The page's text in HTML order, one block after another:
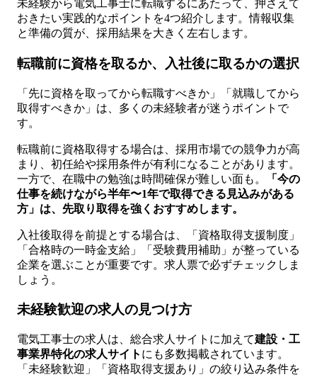
未経験から電気工事士に転職するにあたって、押さえて
おきたい実践的なポイントを4つ紹介します。情報収集
と準備の質が、採用結果を大きく左右します。
転職前に資格を取るか、入社後に取るかの選択
「先に資格を取ってから転職すべきか」「就職してから
取得すべきか」は、多くの未経験者が迷うポイントで
す。
転職前に資格取得する場合は、採用市場での競争力が高
まり、初任給や採用条件が有利になることがあります。
一方で、在職中の勉強は時間確保が難しい面も。
「今の
仕事を続けながら半年〜1年で取得できる見込みがある
方」は、先取り取得を強くおすすめします。
入社後取得を前提とする場合は、「資格取得支援制度」
「合格時の一時金支給」「受験費用補助」が整っている
企業を選ぶことが重要です。求人票で必ずチェックしま
しょう。
未経験歓迎の求人の見つけ方
電気工事士の求人は、総合求人サイトに加えて建設・工
事業界特化の求人サイト にも多数掲載されています。
「未経験歓迎」「資格取得支援あり」の絞り込み条件を